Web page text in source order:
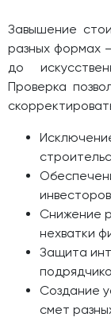
Завышение
разных формах
до
Проверка
Снижение
нехватки
Защита
Создание
смет